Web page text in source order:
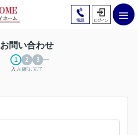
お問い合わせ
入力 確認完了